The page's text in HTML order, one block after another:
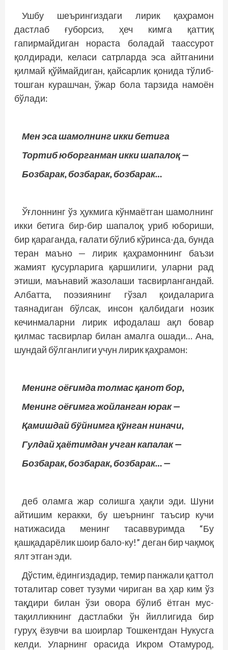
Ушбу шеърингиздаги лирик қаҳрамон
дастлаб ғуборсиз, ҳеч кимга қаттиқ
гапирмайдиган нораста боладай таассурот
қолдиради, келаси сатрларда эса айтганини
қилмай қўймайдиган, қайсарлик қонида тўлиб-
тошган курашчан, ўжар бола тарзида намоён
бўлади:
Мен эса шамолнинг икки бетига
Тортиб юборганман икки шапалоқ —
Бозбарак, бозбарак, бозбарак…
Ўғлоннинг ўз ҳукмига кўнмаётган шамолнинг
икки бетига бир-бир шапалоқ уриб юбориши,
бир қараганда, ғалати бўлиб кўринса-да, бунда
теран маъно — лирик қаҳрамоннинг баъзи
жамият қусурларига қаршилиги, уларни рад
этиши, маънавий жазолаши тасвирлангандай.
Албатта, поэзиянинг гўзал қоидаларига
таянадиган бўлсак, инсон қалбидаги нозик
кечинмаларни лирик ифодалаш ақл бовар
қилмас тасвирлар билан амалга ошади… Ана,
шундай бўлганлиги учун лирик қаҳрамон:
Менинг оёғимда толмас қанот бор,
Менинг оёғимга жойланган юрак —
Қамишдай бўйнимга қўнган ниначи,
Гулдай ҳаётимдан учган капалак —
Бозбарак, бозбарак, бозбарак… —
деб оламга жар солишга ҳақли эди. Шуни
айтишим керакки, бу шеърнинг таъсир кучи
натижасида менинг тасаввуримда “Бу
қашқадарёлик шоир бало-ку!” деган бир чақмоқ
ялт этган эди.
Дўстим, ёдингиздадир, темир панжали қаттол
тоталитар совет тузуми чириган ва ҳар ким ўз
тақдири билан ўзи овора бўлиб ётган мус­
тақилликнинг дастлабки ўн йиллигида бир
гуруҳ ёзувчи ва шоирлар Тошкентдан Нукусга
келди. Уларнинг орасида Икром Отамурод,